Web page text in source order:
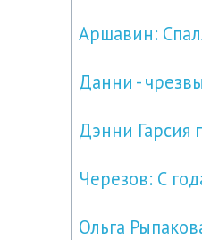
Аршавин:
Данни -
Дэнни Гарсия
Черезов: С
Ольга